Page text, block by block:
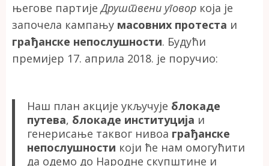
његове партијеДруштвени уговор која је
започела кампању масовних протеста и
грађанске непослушности. Будући
премијер 17. априла 2018. је поручио:
Наш план акције укључује блокаде
путева, блокаде институција и
генерисање таквог нивоа грађанске
непослушности који ће нам омогућити
да одемо до Народне скупштине и